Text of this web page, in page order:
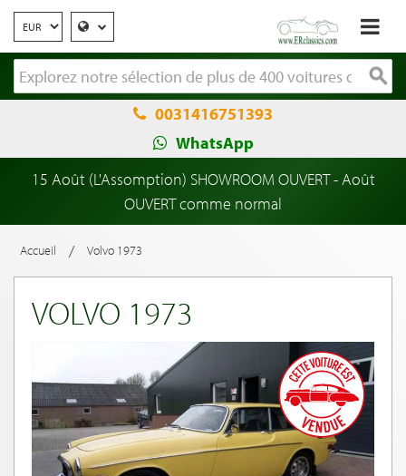
0031416751393
WhatsApp
15 Août (L'Assomption) SHOWROOM OUVERT - Août
OUVERT comme normal
Accueil / Volvo 1973
VOLVO 1973